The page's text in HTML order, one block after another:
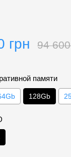
грн 94
памяти
128Gb